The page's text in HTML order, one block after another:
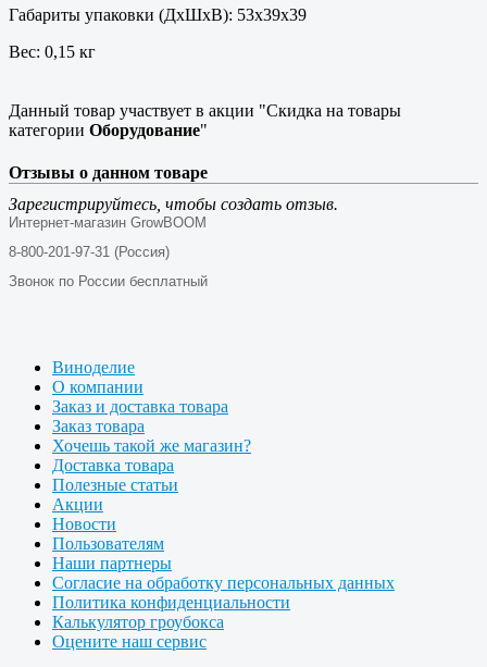
Габариты упаковки (ДхШхВ): 53x39x39
Вес: 0,15 кг
Данный товар участвует в акции "Скидка на товары
категории Оборудование"
Отзывы о данном товаре
Зарегистрируйтесь, чтобы создать отзыв.
Интернет-магазин GrowBOOM
8-800-201-97-31 (Россия)
Звонок по России бесплатный
Виноделие
О компании
Заказ и доставка товара
Заказ товара
Хочешь такой же магазин?
Доставка товара
Полезные статьи
Акции
Новости
Пользователям
Наши партнеры
Согласие на обработку персональных данных
Политика конфиденциальности
Калькулятор гроубокса
Оцените наш сервис